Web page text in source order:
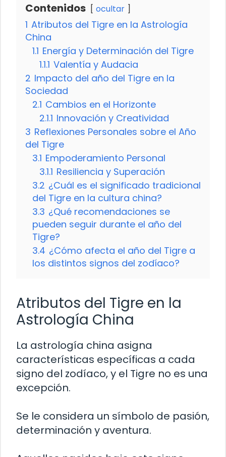
Contenidos ocultar
1 Atributos del Tigre en la Astrología
China
1.1 Energía y Determinación del Tigre
1.1.1 Valentía y Audacia
2 Impacto del año del Tigre en la
Sociedad
2.1 Cambios en el Horizonte
2.1.1 Innovación y Creatividad
3 Reflexiones Personales sobre el Año
del Tigre
3.1 Empoderamiento Personal
3.1.1 Resiliencia y Superación
3.2 ¿Cuál es el significado tradicional
del Tigre en la cultura china?
3.3 ¿Qué recomendaciones se
pueden seguir durante el año del
Tigre?
3.4 ¿Cómo afecta el año del Tigre a
los distintos signos del zodíaco?
Atributos del Tigre en la
Astrología China
La astrología china asigna
características específicas a cada
signo del zodíaco, y el Tigre no es una
excepción.
Se le considera un símbolo de pasión,
determinación y aventura.